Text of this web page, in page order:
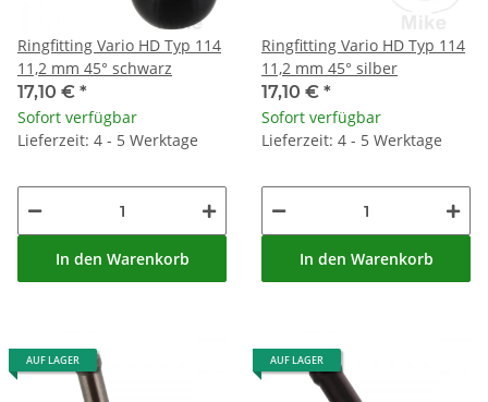
Ringfitting Vario HD Typ 114
11,2 mm 45° schwarz
17,10 € *
Sofort verfügbar
Lieferzeit: 4 - 5 Werktage
In den Warenkorb
Ringfitting Vario HD Typ 114
11,2 mm 45° silber
17,10 € *
Sofort verfügbar
Lieferzeit: 4 - 5 Werktage
In den Warenkorb
AUF LAGER AUF LAGER